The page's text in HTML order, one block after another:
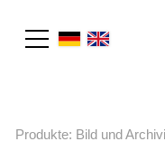
Produkte: Bild und